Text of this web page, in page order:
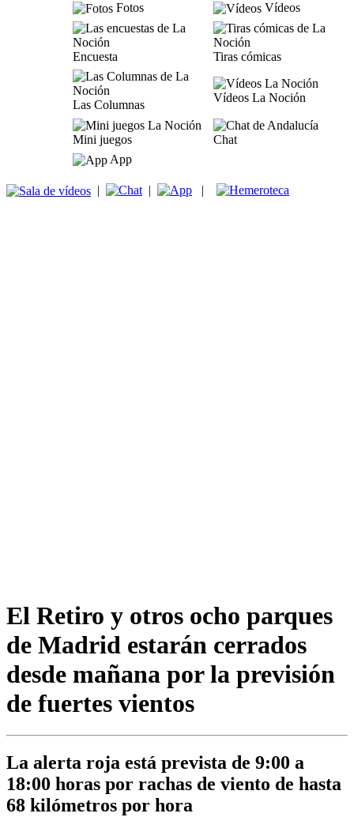
Fotos
Vídeos
Encuesta Tiras cómicas
Las Columnas
Vídeos La Noción
Mini juegos
Chat
App
| | |
El Retiro y otros ocho parques
de Madrid estarán cerrados
desde mañana por la previsión
de fuertes vientos
La alerta roja está prevista de 9:00 a
18:00 horas por rachas de viento de hasta
68 kilómetros por hora